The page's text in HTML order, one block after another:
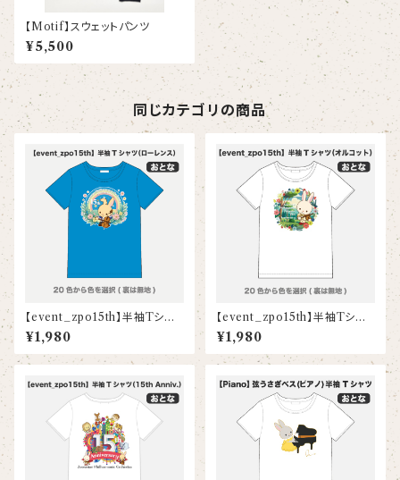
【Motif】スウェットパンツ
¥5,500
同じカテゴリの商品
【event_zpo15th】半袖Tシャ
ツ（ローレンス）(大人)
¥1,980
【event_zpo15th】半袖Tシャ
ツ（オルコット）(大人)
¥1,980